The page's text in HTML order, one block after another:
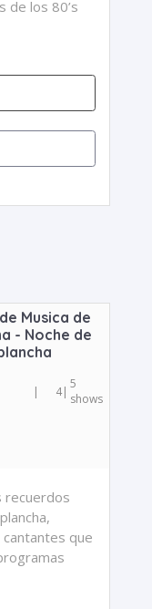
de los 80’s
Musica de
- Noche de
| 4| 5
shows
recuerdos
que